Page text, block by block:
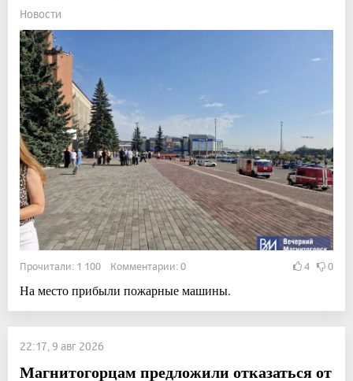
Новости
Прочитали: 1 100 Комментарии: 0 4 0
На место прибыли пожарные машины.
22:17, 9 авг 2026
Магнитогорцам предложили отказаться от